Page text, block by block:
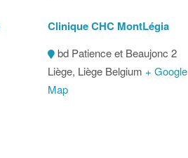
Clinique CHC MontLégia
bd Patience et Beaujonc 2
Liège, Liège Belgium + Google
Map